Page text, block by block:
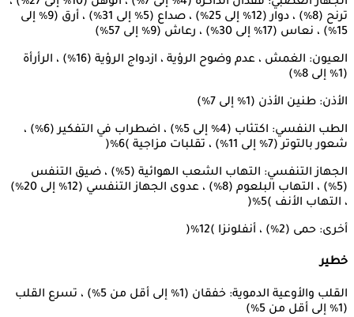
ترنح (8٪) ، دوار (12٪ إلى 25٪) ، صداع (5٪ إلى 31٪) ، أرق (9٪ إلى
15٪) ، نعاس (17٪ إلى 30٪) ، رعاش (9٪ إلى 57٪)
العيون: الغمش ، عدم وضوح الرؤية ، ازدواج الرؤية (16٪) ، الرأرأة
(1٪ إلى 8٪)
الأذن: طنين الأذن (1٪ إلى 7٪)
الطب النفسي: اكتئاب (4٪ إلى 5٪) ، اضطراب في التفكير (6٪) ،
شعور بالتوتر (7٪ إلى 11٪) ، تقلبات مزاجية )6٪(
الجهاز التنفسي: التهاب الشعب الهوائية (5٪) ، ضيق التنفس
(5٪) ، التهاب البلعوم (8٪) ، عدوى الجهاز التنفسي (12٪ إلى 20٪)
، التهاب الأنف )5٪(
أخرى: حمى (2٪) ، أنفلونزا )12٪(
خطير
القلب والأوعية الدموية: خفقان (1٪ إلى أقل من 5٪) ، تسرع القلب
(1٪ إلى أقل من 5٪)